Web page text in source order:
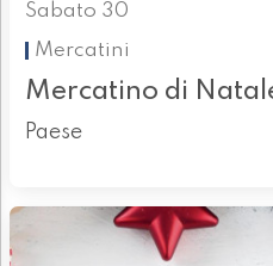
Sabato 30
Mercatini
Mercatino di
Paese